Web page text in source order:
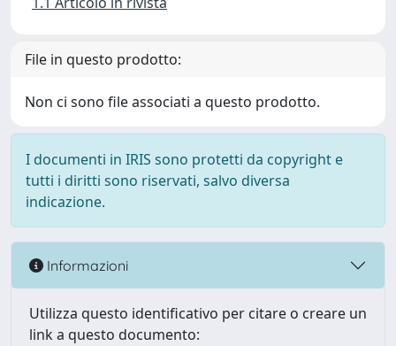
File in questo prodotto:
Non ci sono file associati a questo prodotto.
I documenti in IRIS sono protetti da copyright e
tutti i diritti sono riservati, salvo diversa
indicazione.
Informazioni
Utilizza questo identificativo per citare o creare un
link a questo documento: